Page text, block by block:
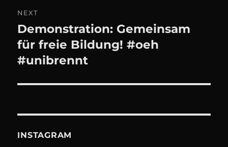
NEXT
Next
post:
Demonstration: Gemeinsam
für freie Bildung! #oeh
#unibrennt
INSTAGRAM